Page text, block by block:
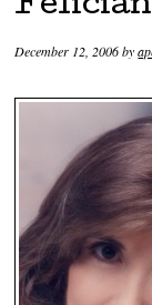
December 12, 2006by